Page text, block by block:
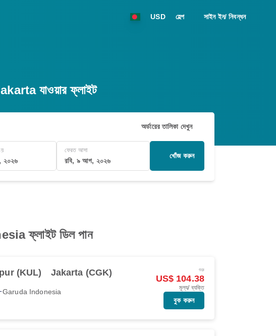
USD হেল্প সাইন ইন/ নিবন্ধন
যাওয়ার ফ্লাইট
অর্ডারের তালিকা দেখুন
২০২৬
ফেরত আসা
রবি, ৯ আগ, ২০২৬
খোঁজ করুন
ফ্লাইট ডিল পান
(KUL) Jakarta (CGK)
Garuda Indonesia
শুরু
US$ 104.38
মূল্য/ ব্যক্তি
বুক করুন